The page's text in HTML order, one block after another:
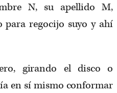
N, su apellido M,
para regocijo suyo y ahí
girando el disco o
en sí mismo conformar